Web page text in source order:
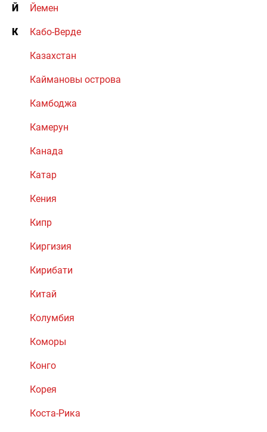
Й Йемен
К Кабо-Верде
Казахстан
Каймановы острова
Камбоджа
Камерун
Канада
Катар
Кения
Кипр
Киргизия
Кирибати
Китай
Колумбия
Коморы
Конго
Корея
Коста-Рика